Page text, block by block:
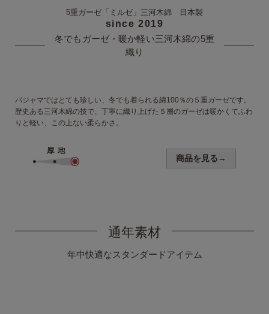
冬でもガーゼ・暖か軽い三河木綿の5重
織り
5重ガーゼ「ミルゼ」 三河木綿 日本製
since 2019
パジャマではとても珍しい、冬でも着られる綿100％の５重ガーゼです。
歴史ある三河木綿の技で、丁寧に織り上げた５層のガーゼは暖かくてふわ
りと軽い、この上ない柔らかさ。
商品を見る→
通年素材
年中快適なスタンダードアイテム